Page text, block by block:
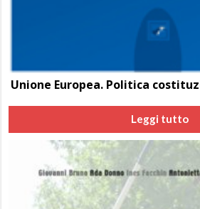
Unione Europea. Politica
Leggi tutto